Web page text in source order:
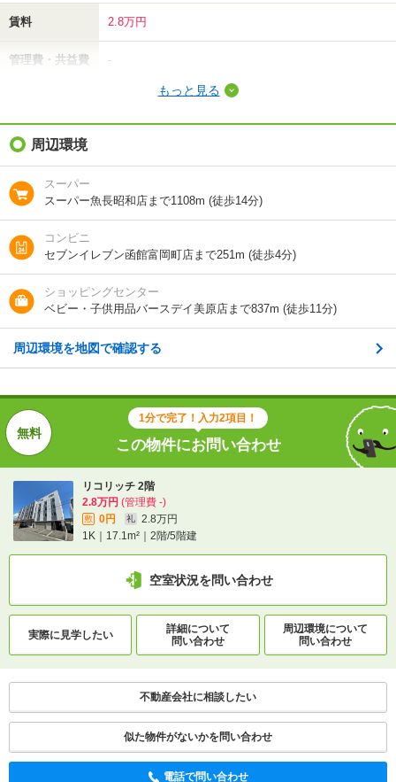
賃料 2.8万円
管理費・共益費 -
礼金（敷引・償
却金）
間取り / 専有面
積
1K/17.1m²
種別 / 構造
向き 東
住所 北海道函館市富岡町２
地図を見る
1分で完了！入力2項目！
この物件にお問い合わせ
リコリッチ 2階
2.8万円
2.8万円
実際に見学したい
詳細について
問い合わせ
間取り・設備を
もっと見る
周辺環境
スーパー
スーパー魚長昭和店まで1108m (徒歩14分)
コンビニ
セブンイレブン函館富岡町店まで251m (徒歩4分)
ショッピングセンター
ベビー・子供用品バースデイ美原店まで837m (徒歩11分)
周辺環境を地図で確認する
1分で完了！入力2項目！
この物件にお問い合わせ
リコリッチ 2階
2.8万円 (管理費 -)
敷 0円 礼
2.8万円
1K｜17.1m²｜2階/5階建
空室状況を問い合わせ
実際に見学したい
詳細について
問い合わせ
周辺環境について
問い合わせ
不動産会社に相談したい
似た物件がないかを問い合わせ
電話で問い合わせ